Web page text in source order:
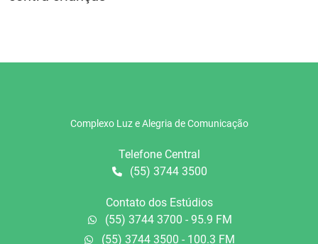
Complexo Luz e Alegria de Comunicação
Telefone Central
(55) 3744 3500
Contato dos Estúdios
(55) 3744 3700 - 95.9 FM
(55) 3744 3500 - 100.3 FM